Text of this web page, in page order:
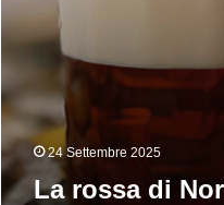
caccia
rotbier
24 Settembre 2025
La rossa di